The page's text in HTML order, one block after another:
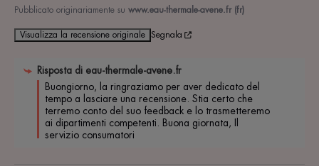
Pubblicato originariamente su www.eau-thermale-avene.fr (fr)
Visualizza la recensione originale Segnala
Risposta di eau-thermale-avene.fr
Buongiorno, la ringraziamo per aver dedicato del
tempo a lasciare una recensione. Stia certo che
terremo conto del suo feedback e lo trasmetteremo
ai dipartimenti competenti. Buona giornata, Il
servizio consumatori